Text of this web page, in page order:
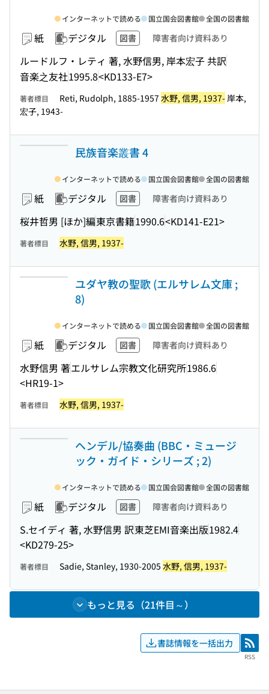
紙 デジタル 図書 障害者向け資料あり
ルードルフ・レティ 著, 水野信男, 岸本宏子 共訳
音楽之友社1995.8<KD133-E7>
インターネットで読める 国立国会図書館 全国の図書館
著者標目 Reti, Rudolph, 1885-1957 水野, 信男, 1937-岸本,
宏子, 1943-
民族音楽叢書 4
紙 デジタル 図書 障害者向け資料あり
桜井哲男 [ほか]編東京書籍1990.6<KD141-E21>
インターネットで読める 国立国会図書館 全国の図書館
著者標目 水野, 信男, 1937-
ユダヤ教の聖歌 (エルサレム文庫 ;
8)
紙 デジタル 図書 障害者向け資料あり
水野信男 著エルサレム宗教文化研究所1986.6
<HR19-1>
インターネットで読める 国立国会図書館 全国の図書館
著者標目 水野, 信男, 1937-
ヘンデル/協奏曲 (BBC・ミュージ
ック・ガイド・シリーズ ; 2)
紙 デジタル 図書 障害者向け資料あり
S.セイディ 著, 水野信男 訳東芝EMI音楽出版1982.4
<KD279-25>
インターネットで読める 国立国会図書館 全国の図書館
著者標目 Sadie, Stanley, 1930-2005 水野, 信男, 1937-
もっと見る（21件目～）
書誌情報を一括出力 RSS
RSS